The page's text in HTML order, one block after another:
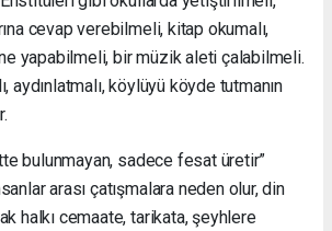
cevap verebilmeli, kitap okumalı,
yapabilmeli, bir müzik aleti çalabilmeli.
aydınlatmalı, köylüyü köyde tutmanın
bulunmayan, sadece fesat üretir”
arası çatışmalara neden olur, din
halkı cemaate, tarikata, şeyhlere